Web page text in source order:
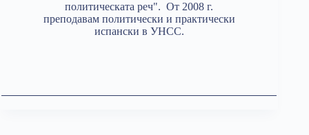
политическата реч". От 2008 г.
преподавам политически и практически
испански в УНСС.